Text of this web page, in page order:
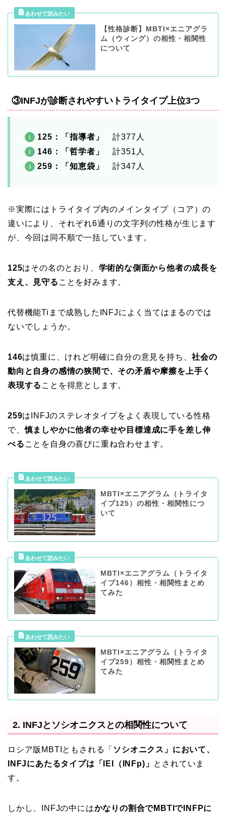
【性格診断】MBTI×エニアグラ
ム（ウィング）の相性・相関性
について
③INFJが診断されやすいトライタイプ上位3つ
125：「指導者」
計377人
146：「哲学者」
計351人
259：「知恵袋」
計347人
※実際にはトライタイプ内のメインタイプ（コア）の
違いにより、それぞれ6通りの文字列の性格が生じます
が、今回は同不順で一括しています。
125はその名のとおり、 学術的な側面から他者の成長を
支え、見守る ことを好みます。
代替機能Tiまで成熟したINFJによく当てはまるのでは
ないでしょうか。
146は慎重に、けれど明確に自分の意見を持ち、社会の
動向と自身の感情の狭間で、その矛盾や摩擦を上手く
表現する ことを得意とします。
259はINFJのステレオタイプをよく表現している性格
で、慎ましやかに他者の幸せや目標達成に手を差し伸
べる ことを自身の喜びに重ね合わせます。
MBTI×エニアグラム（トライタ
イプ125）の相性・相関性につ
いて
MBTI×エニアグラム（トライタ
イプ146）相性・相関性まとめ
てみた
MBTI×エニアグラム（トライタ
イプ259）相性・相関性まとめ
てみた
2. INFJとソシオニクスとの相関性について
ロシア版MBTIともされる「 ソシオニクス」において、
INFJにあたるタイプは「IEI（INFp)」 とされていま
す。
しかし、INFJの中にはかなりの割合でMBTIでINFPに